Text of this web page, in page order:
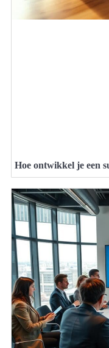
Hoe ontwikkel je een